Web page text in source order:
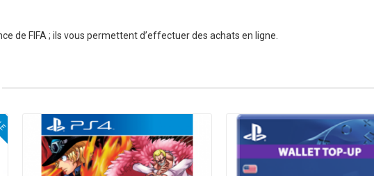
de FIFA ; ils vous permettent d’effectuer des achats en ligne.